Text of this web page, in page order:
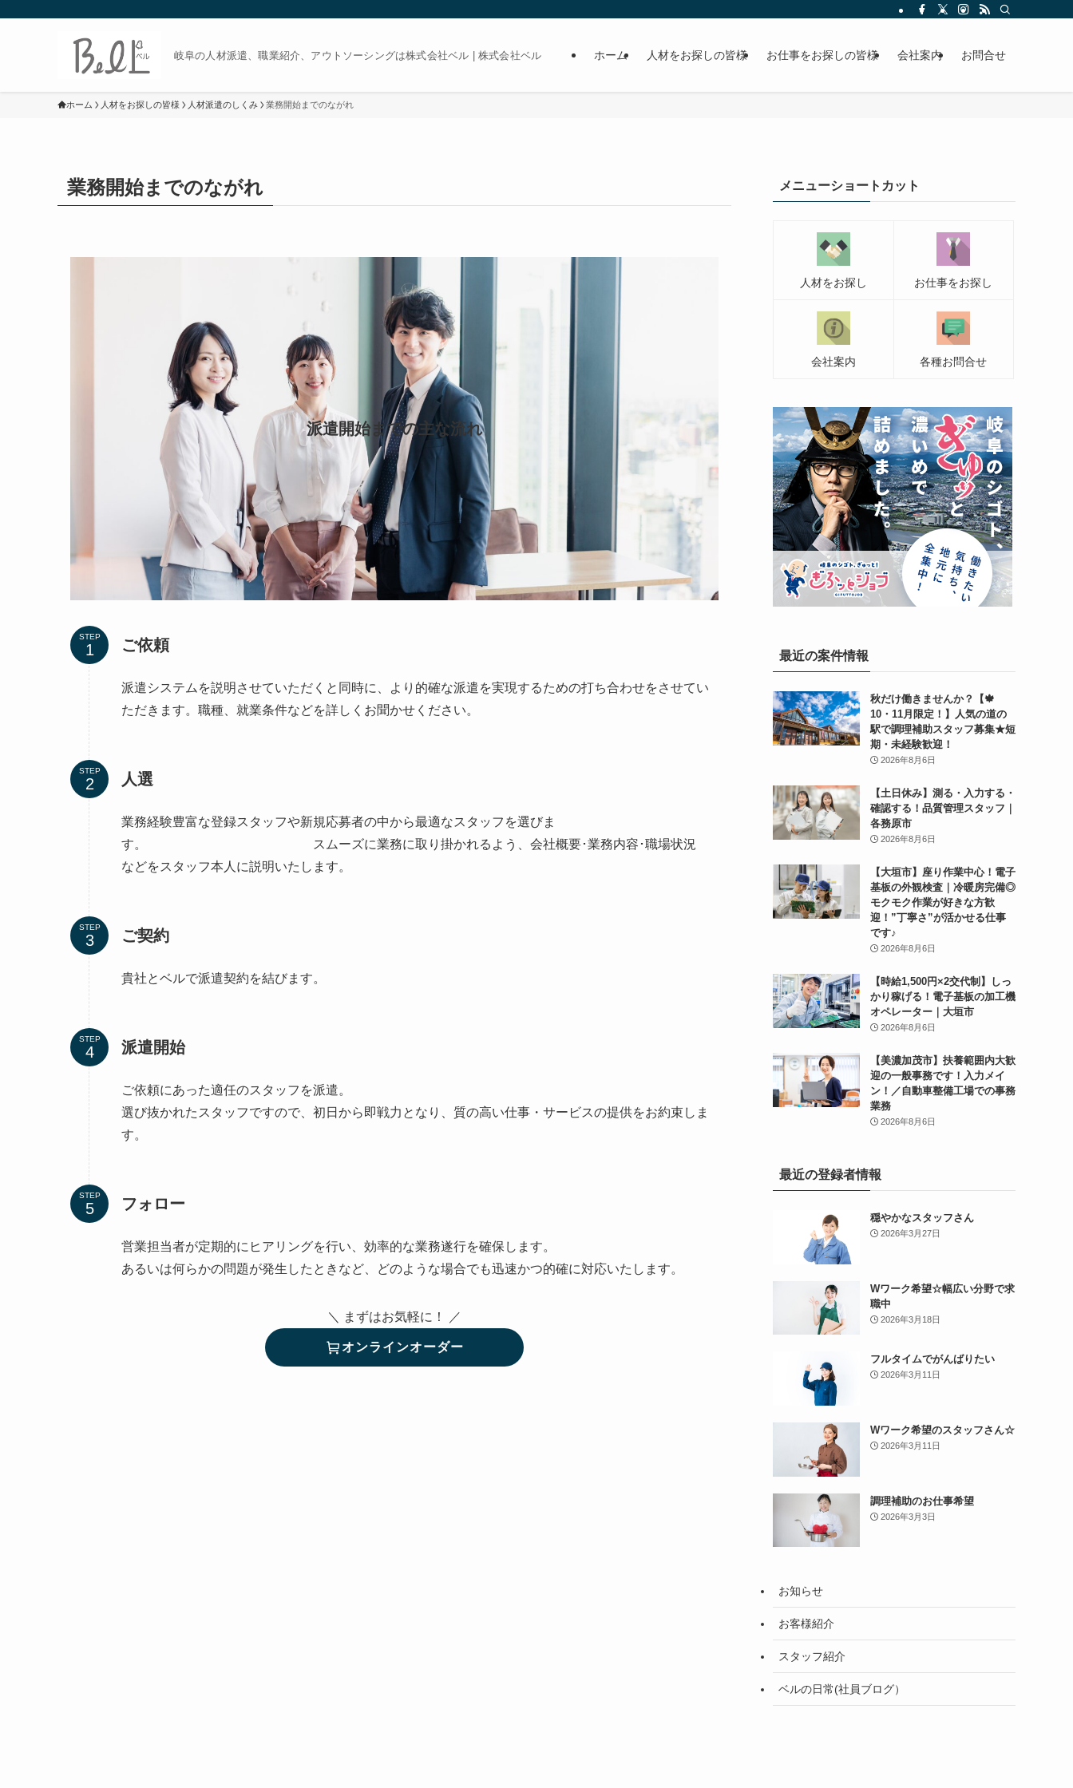
岐阜の人材派遣、職業紹介、アウトソーシングは株式会社ベル | 株式会社ベル ホーム 人材をお探しの皆様 お仕事をお探しの皆様 会社案内 お問合せ
ホーム 人材をお探しの皆様 人材派遣のしくみ 業務開始までのながれ
業務開始までのながれ
派遣開始までの主な流れ
STEP ご依頼
派遣システムを説明させていただくと同時に、より的確な派遣を実現するための打ち合わせをさせてい
ただきます。職種、就業条件などを詳しくお聞かせください。
STEP 人選
業務経験豊富な登録スタッフや新規応募者の中から最適なスタッフを選びま
す。 スムーズに業務に取り掛かれるよう、会社概要･業務内容･職場状況
などをスタッフ本人に説明いたします。
STEP ご契約
貴社とベルで派遣契約を結びます。
STEP 派遣開始
ご依頼にあった適任のスタッフを派遣。
選び抜かれたスタッフですので、初日から即戦力となり、質の高い仕事・サービスの提供をお約束しま
す。
STEP フォロー
営業担当者が定期的にヒアリングを行い、効率的な業務遂行を確保します。
あるいは何らかの問題が発生したときなど、どのような場合でも迅速かつ的確に対応いたします。
＼ まずはお気軽に！ ／
オンラインオーダー
メニューショートカット
人材をお探し お仕事をお探し
会社案内 各種お問合せ
最近の案件情報
秋だけ働きませんか？【🍁
10・11月限定！】人気の道の
駅で調理補助スタッフ募集★短
期・未経験歓迎！
2026年8月6日
【土日休み】測る・入力する・
確認する！品質管理スタッフ｜
各務原市
2026年8月6日
【大垣市】座り作業中心！電子
基板の外観検査｜冷暖房完備◎
モクモク作業が好きな方歓
迎！”丁寧さ”が活かせる仕事
です♪
2026年8月6日
【時給1,500円×2交代制】しっ
かり稼げる！電子基板の加工機
オペレーター｜大垣市
2026年8月6日
【美濃加茂市】扶養範囲内大歓
迎の一般事務です！入力メイ
ン！／自動車整備工場での事務
業務
2026年8月6日
最近の登録者情報
穏やかなスタッフさん
2026年3月27日
Wワーク希望☆幅広い分野で求
職中
2026年3月18日
フルタイムでがんばりたい
2026年3月11日
Wワーク希望のスタッフさん☆
2026年3月11日
調理補助のお仕事希望
2026年3月3日
お知らせ
お客様紹介
スタッフ紹介
ベルの日常(社員ブログ）